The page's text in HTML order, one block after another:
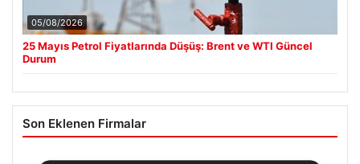
05/08/2026
25 Mayıs Petrol Fiyatlarında Düşüş: Brent ve WTI Güncel
Durum
Son Eklenen Firmalar